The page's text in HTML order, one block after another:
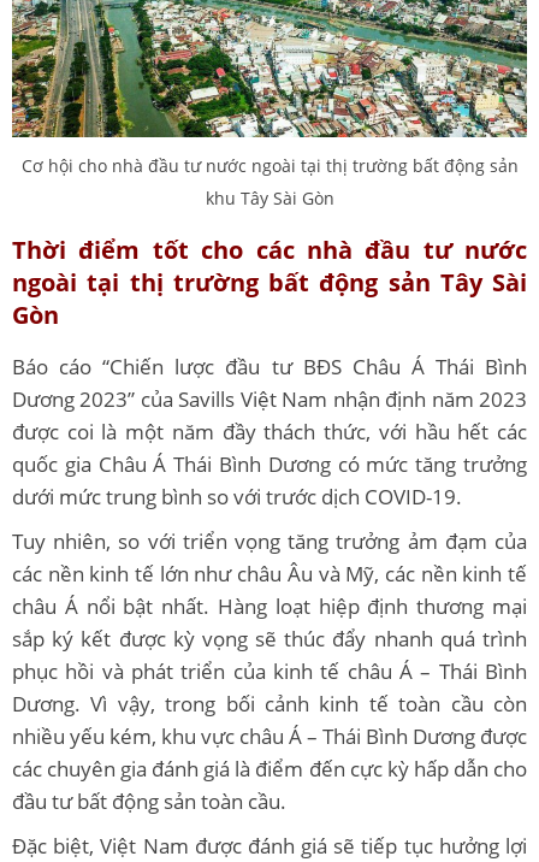
Cơ hội cho nhà đầu tư nước ngoài tại thị trường bất động sản
khu Tây Sài Gòn
Thời điểm tốt cho các nhà đầu tư nước
ngoài tại thị trường bất động sản Tây Sài
Gòn
Báo cáo “Chiến lược đầu tư BĐS Châu Á Thái Bình
Dương 2023” của Savills Việt Nam nhận định năm 2023
được coi là một năm đầy thách thức, với hầu hết các
quốc gia Châu Á Thái Bình Dương có mức tăng trưởng
dưới mức trung bình so với trước dịch COVID-19.
Tuy nhiên, so với triển vọng tăng trưởng ảm đạm của
các nền kinh tế lớn như châu Âu và Mỹ, các nền kinh tế
châu Á nổi bật nhất. Hàng loạt hiệp định thương mại
sắp ký kết được kỳ vọng sẽ thúc đẩy nhanh quá trình
phục hồi và phát triển của kinh tế châu Á – Thái Bình
Dương. Vì vậy, trong bối cảnh kinh tế toàn cầu còn
nhiều yếu kém, khu vực châu Á – Thái Bình Dương được
các chuyên gia đánh giá là điểm đến cực kỳ hấp dẫn cho
đầu tư bất động sản toàn cầu.
Đặc biệt, Việt Nam được đánh giá sẽ tiếp tục hưởng lợi